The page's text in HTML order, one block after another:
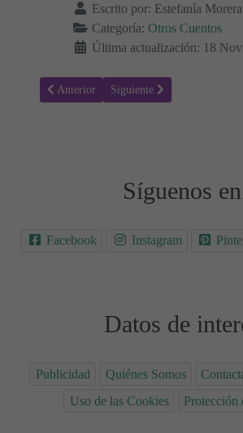
Escrito por: Estefanía Morera
Categoría: Otros Cuentos
Última actualización: 18
Artículo anterior: Pinocho de Carlo
Anterior Artículo siguiente: La niña y
Siguiente
Síguenos en
Facebook Instagram
Datos de
Publicidad Quiénes Somos
Uso de las Cookies
Protección